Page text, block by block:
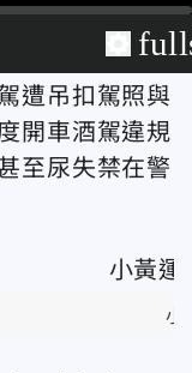
遭吊扣駕照與
開車酒駕違規
至尿失禁在警
小